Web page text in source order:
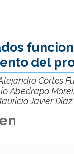
del
Cortes
Abedrapo
Javier